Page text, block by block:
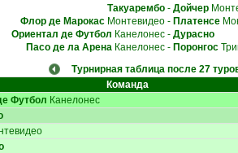
Такуарембо- Дойчер
Флор де МарокасМонтевидео- Платенсе
Ориентал де Футбол Канелонес- Дурасно
Пасо де ла АренаКанелонес- Поронгос
Турнирная таблица после 27
Команда
Футбол Канелонес